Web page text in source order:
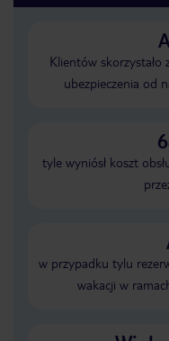
Klientów
ubezpieczenia od
tyle wyniósł koszt
w przypadku tylu
wakacji w